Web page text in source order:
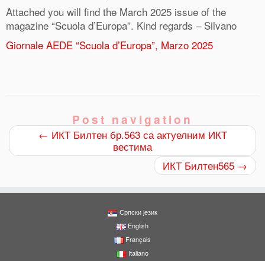
Attached you will find the March 2025 issue of the
magazine “Scuola d’Europa”. Kind regards – Silvano
Giornale AEDE “Scuola d’Europa”, Marzo 2025
Post navigation
← ИКТ Билтен бр.563 са актуелним ИКТ
вестима
ИКТ Билтен565 →
Српски језик
English
Français
Italiano
Shares